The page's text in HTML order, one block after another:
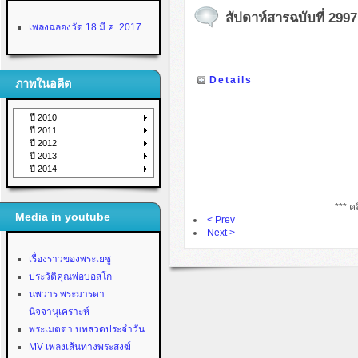
เพลงฉลองวัด 18 มี.ค. 2017
ภาพในอดีต
ปี 2010
ปี 2011
ปี 2012
ปี 2013
ปี 2014
Media in youtube
เรื่องราวของพระเยซู
ประวัติคุณพ่อบอสโก
นพวาร พระมารดา
นิจจานุเคราะห์
พระเมตตา บทสวดประจำวัน
MV เพลงเส้นทางพระสงฆ์
สัปดาห์สารฉบับที่
Details
*** ค
< Prev
Next >